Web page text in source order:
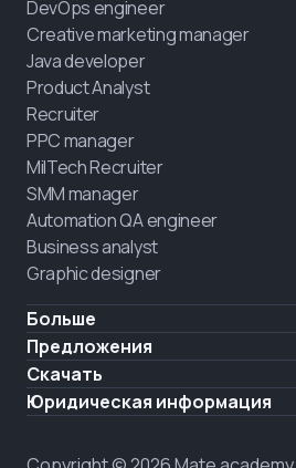
DevOps engineer
Creative marketing manager
Java developer
Product Analyst
Recruiter
PPC manager
MilTech Recruiter
SMM manager
Automation QA engineer
Business analyst
Graphic designer
Больше
Цены
Отзывы
О нас
Предложения
IT для ветеранов
Нанять выпускника
Обучение полного дня
Скачать
iOS
Юридическая информация
Политика конфиденциальности